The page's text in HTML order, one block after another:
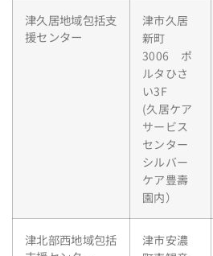
津久居地域包括支
援センター
津市久居
新町
3006 ポ
ルタひさ
い3F
(久居ケア
サービス
センター
シルバー
ケア豊壽
園内）
津北部西地域包括
津市安濃